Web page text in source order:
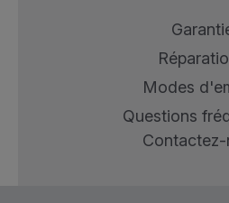
Modes
Questions
Contactez-